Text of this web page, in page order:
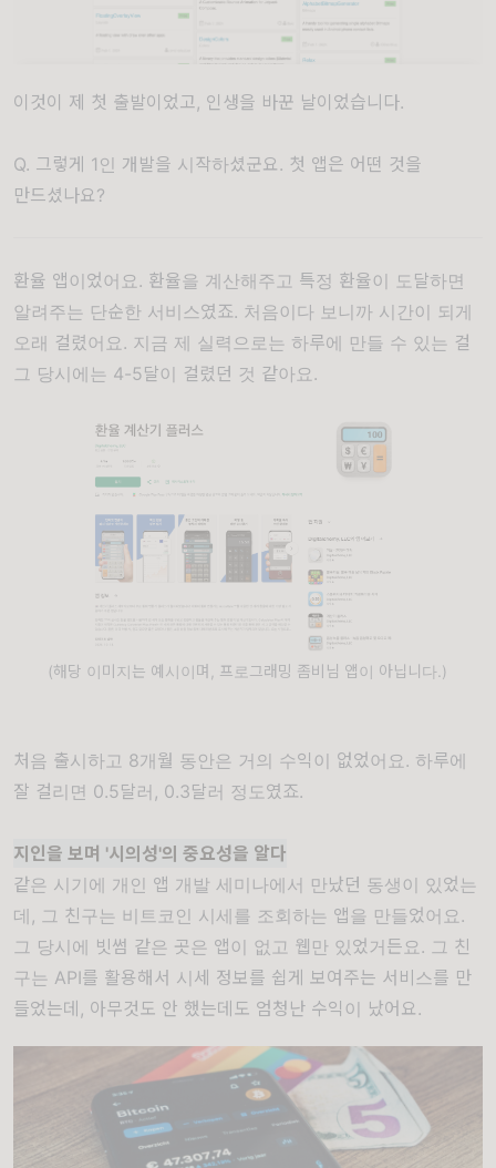
이것이 제 첫 출발이었고, 인생을 바꾼 날이었습니다.
Q. 그렇게 1인 개발을 시작하셨군요. 첫 앱은 어떤 것을
만드셨나요?
환율 앱이었어요. 환율을 계산해주고 특정 환율이 도달하면
알려주는 단순한 서비스였죠. 처음이다 보니까 시간이 되게
오래 걸렸어요. 지금 제 실력으로는 하루에 만들 수 있는 걸
그 당시에는 4-5달이 걸렸던 것 같아요.
(해당 이미지는 예시이며, 프로그래밍 좀비님 앱이 아닙니다.)
처음 출시하고 8개월 동안은 거의 수익이 없었어요. 하루에
잘 걸리면 0.5달러, 0.3달러 정도였죠.
지인을 보며 '시의성'의 중요성을 알다
같은 시기에 개인 앱 개발 세미나에서 만났던 동생이 있었는
데, 그 친구는 비트코인 시세를 조회하는 앱을 만들었어요.
그 당시에 빗썸 같은 곳은 앱이 없고 웹만 있었거든요. 그 친
구는 API를 활용해서 시세 정보를 쉽게 보여주는 서비스를 만
들었는데, 아무것도 안 했는데도 엄청난 수익이 났어요.